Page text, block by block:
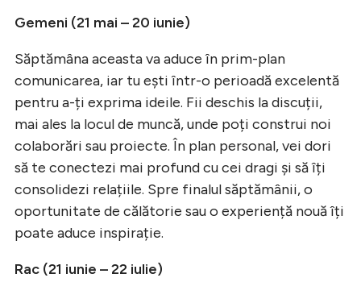
Gemeni (21 mai – 20 iunie)
Săptămâna aceasta va aduce în prim-plan
comunicarea, iar tu ești într-o perioadă excelentă
pentru a-ți exprima ideile. Fii deschis la discuții,
mai ales la locul de muncă, unde poți construi noi
colaborări sau proiecte. În plan personal, vei dori
să te conectezi mai profund cu cei dragi și să îți
consolidezi relațiile. Spre finalul săptămânii, o
oportunitate de călătorie sau o experiență nouă îți
poate aduce inspirație.
Rac (21 iunie – 22 iulie)